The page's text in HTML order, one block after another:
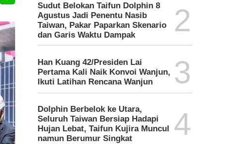
Sudut Belokan Taifun Dolphin 8
Agustus Jadi Penentu Nasib
Taiwan, Pakar Paparkan Skenario
dan Garis Waktu Dampak
2
Han Kuang 42/Presiden Lai
Pertama Kali Naik Konvoi Wanjun,
Ikuti Latihan Rencana Wanjun
3
Dolphin Berbelok ke Utara,
Seluruh Taiwan Bersiap Hadapi
Hujan Lebat, Taifun Kujira Muncul
namun Berumur Singkat
4